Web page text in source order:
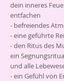
n dieser
heilsamen
und deine
Schenke dir die
begegnen.
dein inneres
entfachen
- befreiendes
- eine geführte
- den Ritus des
ein
und alle
- ein Gefühl von